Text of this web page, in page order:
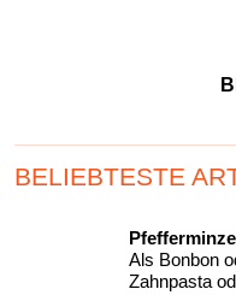
BELIEBTESTE
Pfefferminze
Als Bonbon
Zahnpasta